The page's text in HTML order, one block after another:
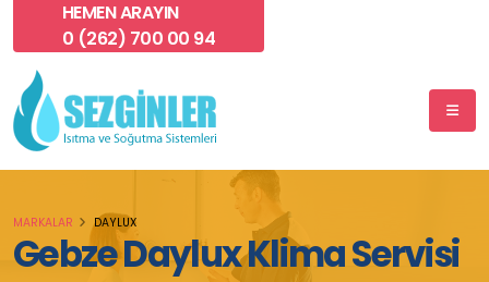
HEMEN ARAYIN
0 (262) 700 00 94
Gebze Daylux Klima Servisi
MARKALAR DAYLUX